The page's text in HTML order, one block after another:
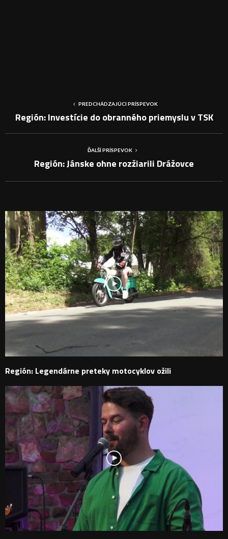
PREDCHÁDZAJÚCI PRÍSPEVOK
Región: Investície do obranného priemyslu v TSK
ĎALŠÍ PRÍSPEVOK
Región: Jánske ohne rozžiarili Drážovce
Región: Legendárne preteky motocyklov ožili